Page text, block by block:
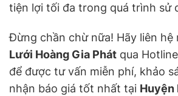
tiện lợi tối đa trong quá trình sử
Đừng chần chừ nữa! Hãy liên hệ
Lưới Hoàng Gia Phát qua Hotline
để được tư vấn miễn phí, khảo
nhận báo giá tốt nhất tại Huyện